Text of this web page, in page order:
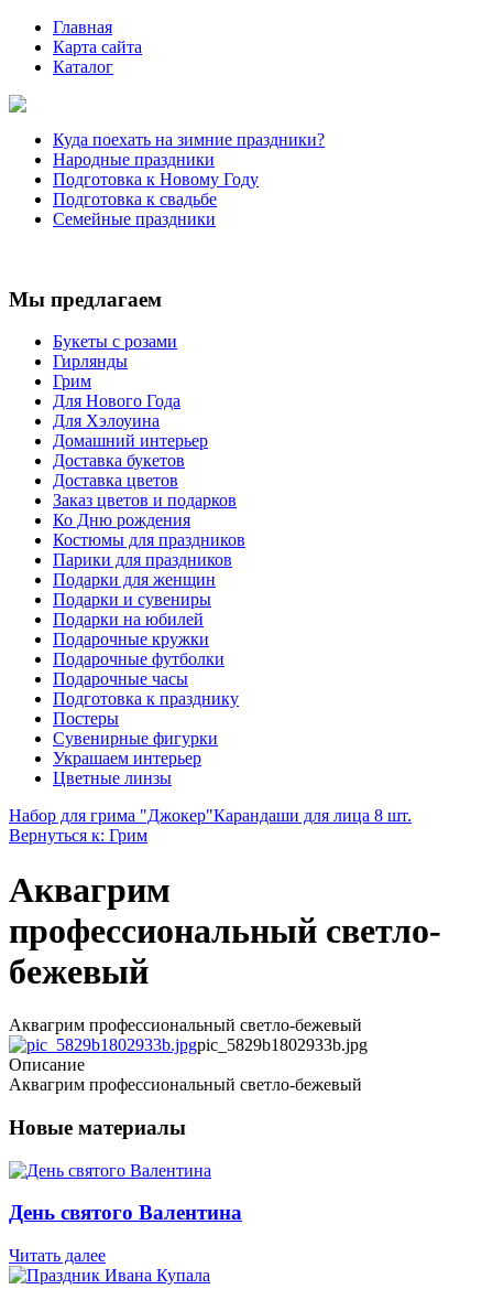
Главная
Карта сайта
Каталог
Куда поехать на зимние праздники?
Народные праздники
Подготовка к Новому Году
Подготовка к свадьбе
Семейные праздники
Мы предлагаем
Букеты с розами
Гирлянды
Грим
Для Нового Года
Для Хэлоуина
Домашний интерьер
Доставка букетов
Доставка цветов
Заказ цветов и подарков
Ко Дню рождения
Костюмы для праздников
Парики для праздников
Подарки для женщин
Подарки и сувениры
Подарки на юбилей
Подарочные кружки
Подарочные футболки
Подарочные часы
Подготовка к празднику
Постеры
Сувенирные фигурки
Украшаем интерьер
Цветные линзы
Набор для грима "Джокер"Карандаши для лица 8 шт.
Вернуться к: Грим
Аквагрим
профессиональный светло-
бежевый
Аквагрим профессиональный светло-бежевый
pic_5829b1802933b.jpg
Описание
Аквагрим профессиональный светло-бежевый
Новые материалы
День святого Валентина
Читать далее